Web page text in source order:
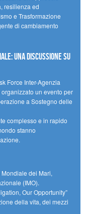
resilienza ed
e Trasformazione
di cambiamento
una discussione su
Force Inter-Agenzia
un evento per
a Sostegno delle
complesso e in rapido
stanno
dei Mari,
(IMO).
Our Opportunity”
della vita, dei mezzi